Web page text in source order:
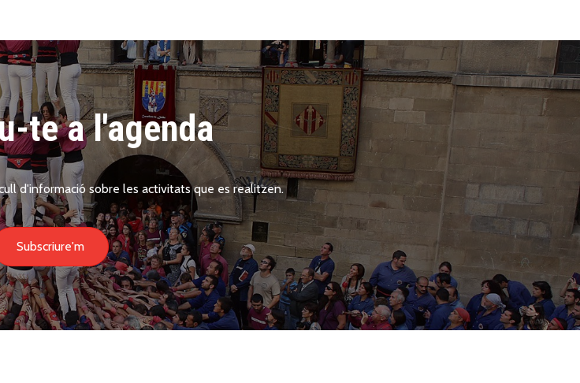
te a l'agenda
d'informació sobre les activitats que es realitzen.
Subscriure'm